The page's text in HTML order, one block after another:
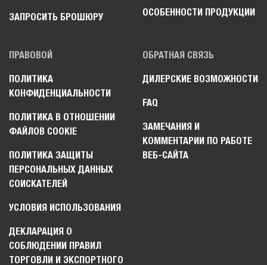
ЗАПРОСИТЬ БРОШЮРУ ОСОБЕННОСТИ ПРОДУКЦИИ
ПРАВОВОЙ
ПОЛИТИКА
КОНФИДЕНЦИАЛЬНОСТИ
ПОЛИТИКА В ОТНОШЕНИИ
ФАЙЛОВ COOKIE
ПОЛИТИКА ЗАЩИТЫ
ПЕРСОНАЛЬНЫХ ДАННЫХ
СОИСКАТЕЛЕЙ
УСЛОВИЯ ИСПОЛЬЗОВАНИЯ
ДЕКЛАРАЦИЯ О
СОБЛЮДЕНИИ ПРАВИЛ
ТОРГОВЛИ И ЭКСПОРТНОГО
ОБРАТНАЯ СВЯЗЬ
ДИЛЕРСКИЕ ВОЗМОЖНОСТИ
FAQ
ЗАМЕЧАНИЯ И
КОММЕНТАРИИ ПО РАБОТЕ
ВЕБ-САЙТА